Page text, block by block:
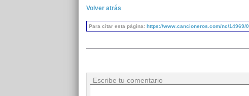
Volver atrás
Para citar esta página: https://www.cancioneros.com/nc/14969/
Escribe tu comentario